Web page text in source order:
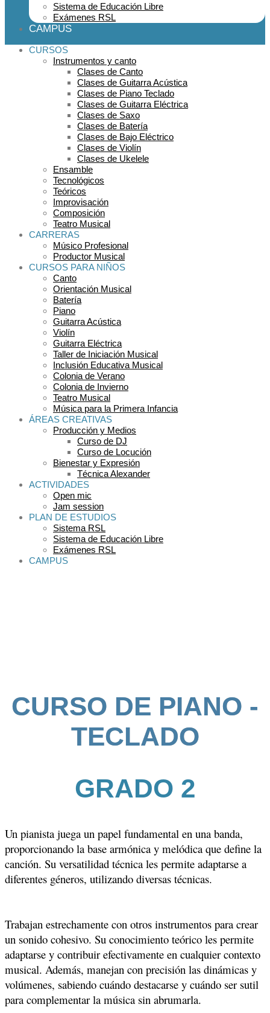
Sistema de Educación Libre
Exámenes RSL
CAMPUS
CURSOS
Instrumentos y canto
Clases de Canto
Clases de Guitarra Acústica
Clases de Piano Teclado
Clases de Guitarra Eléctrica
Clases de Saxo
Clases de Batería
Clases de Bajo Eléctrico
Clases de Violín
Clases de Ukelele
Ensamble
Tecnológicos
Teóricos
Improvisación
Composición
Teatro Musical
CARRERAS
Músico Profesional
Productor Musical
CURSOS PARA NIÑOS
Canto
Orientación Musical
Batería
Piano
Guitarra Acústica
Violín
Guitarra Eléctrica
Taller de Iniciación Musical
Inclusión Educativa Musical
Colonia de Verano
Colonia de Invierno
Teatro Musical
Música para la Primera Infancia
ÁREAS CREATIVAS
Producción y Medios
Curso de DJ
Curso de Locución
Bienestar y Expresión
Técnica Alexander
ACTIVIDADES
Open mic
Jam session
PLAN DE ESTUDIOS
Sistema RSL
Sistema de Educación Libre
Exámenes RSL
CAMPUS
CURSO DE PIANO -
TECLADO
GRADO 2
Un pianista juega un papel fundamental en una banda,
proporcionando la base armónica y melódica que define la
canción. Su versatilidad técnica les permite adaptarse a
diferentes géneros, utilizando diversas técnicas.
Trabajan estrechamente con otros instrumentos para crear
un sonido cohesivo. Su conocimiento teórico les permite
adaptarse y contribuir efectivamente en cualquier contexto
musical. Además, manejan con precisión las dinámicas y
volúmenes, sabiendo cuándo destacarse y cuándo ser sutil
para complementar la música sin abrumarla.